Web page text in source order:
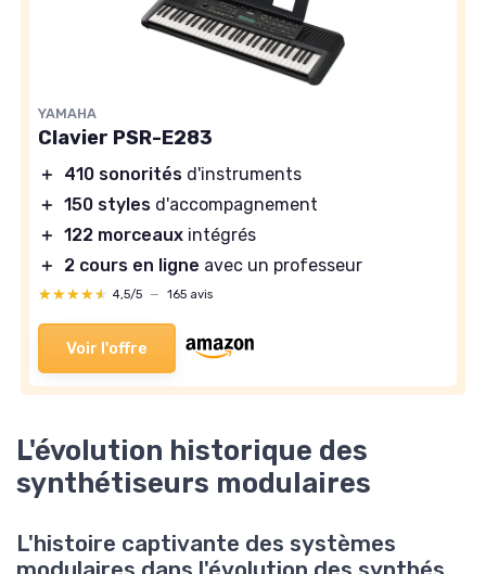
YAMAHA
Clavier PSR-E283
＋ 410 sonorités d'instruments
＋ 150 styles d'accompagnement
＋ 122 morceaux intégrés
＋
2 cours en ligne avec un professeur
★★★★★
★★★★★ 4,5/5 — 165 avis
Voir l'offre
L'évolution historique des
synthétiseurs modulaires
L'histoire captivante des systèmes